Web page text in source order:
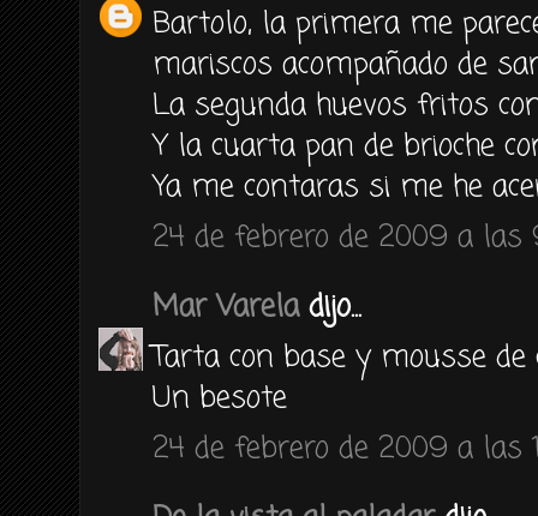
Bartolo, la primera me
mariscos acompañado de
La segunda huevos fritos
Y la cuarta pan de brioche
Ya me contaras si me he
24 de febrero de 2009 a las
Mar Vareladijo...
Tarta con base y mousse de
Un besote
24 de febrero de 2009 a las